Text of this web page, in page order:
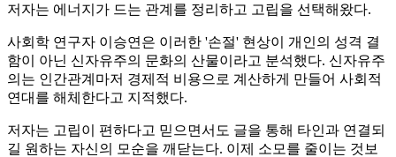
저자는 에너지가 드는 관계를 정리하고 고립을 선택해왔다.
사회학 연구자 이승연은 이러한 '손절' 현상이 개인의 성격 결
함이 아닌 신자유주의 문화의 산물이라고 분석했다. 신자유주
의는 인간관계마저 경제적 비용으로 계산하게 만들어 사회적
연대를 해체한다고 지적했다.
저자는 고립이 편하다고 믿으면서도 글을 통해 타인과 연결되
길 원하는 자신의 모순을 깨닫는다. 이제 소모를 줄이는 것보